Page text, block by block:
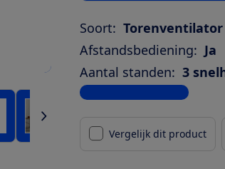
Soort: Torenventilator
Afstandsbediening: Ja
Aantal standen: 3
Bekijk alle specificaties
Vergelijk dit product